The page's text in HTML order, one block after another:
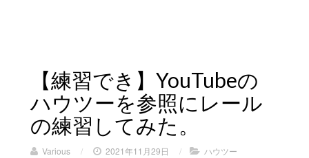
【練習でき】YouTubeの
ハウツーを参照にレール
の練習してみた。
Various / 2021年11月29日 / ハウツー